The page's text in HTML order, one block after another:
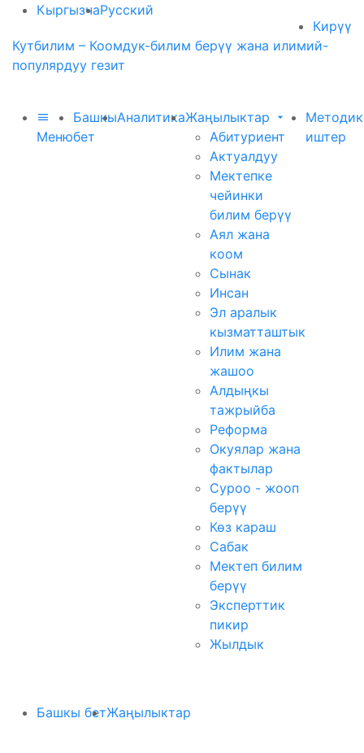
КыргызчаРусский
Кирүү
Кутбилим – Коомдук-билим берүү жана илимий-
популярдуу гезит
Меню
Башкы
бет
АналитикаЖаңылыктар
Абитуриент
Актуалдуу
Мектепке
чейинки
билим берүү
Аял жана
коом
Сынак
Инсан
Эл аралык
кызматташтык
Илим жана
жашоо
Алдыңкы
тажрыйба
Реформа
Окуялар жана
фактылар
Суроо - жооп
берүү
Көз караш
Сабак
Мектеп билим
берүү
Эксперттик
пикир
Жылдык
иштер
Башкы бетЖаңылыктар